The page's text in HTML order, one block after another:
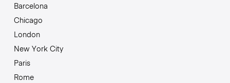
Barcelona
Chicago
London
New York City
Paris
Rome